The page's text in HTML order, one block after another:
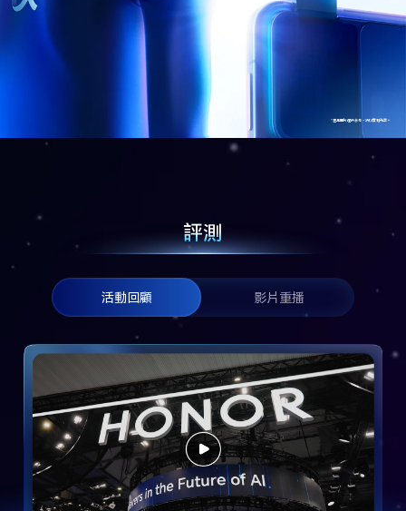
*產品圖片僅供參考，請以實物為準。
評測
活動回顧 影片重播